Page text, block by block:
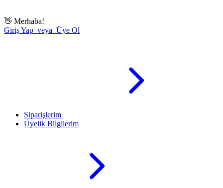
👋 Merhaba!
Giriş Yap veya Üye Ol
Siparişlerim
Üyelik Bilgilerim